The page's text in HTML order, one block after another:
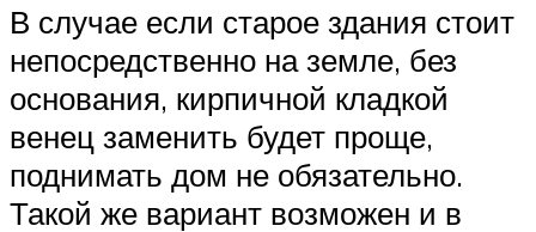
В случае если старое здания стоит
непосредственно на земле, без
основания, кирпичной кладкой
венец заменить будет проще,
поднимать дом не обязательно.
Такой же вариант возможен и в